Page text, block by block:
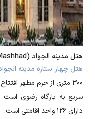
هتل مدینه الجواد (Madinah Al-Javad Hotel Mashhad):
هتل چهار ستاره مدینه
۳۰۰ متری از حرم مطهر
سریع به بارگاه رضوی
دارای ۱۲۶ واحد اقامتی است.